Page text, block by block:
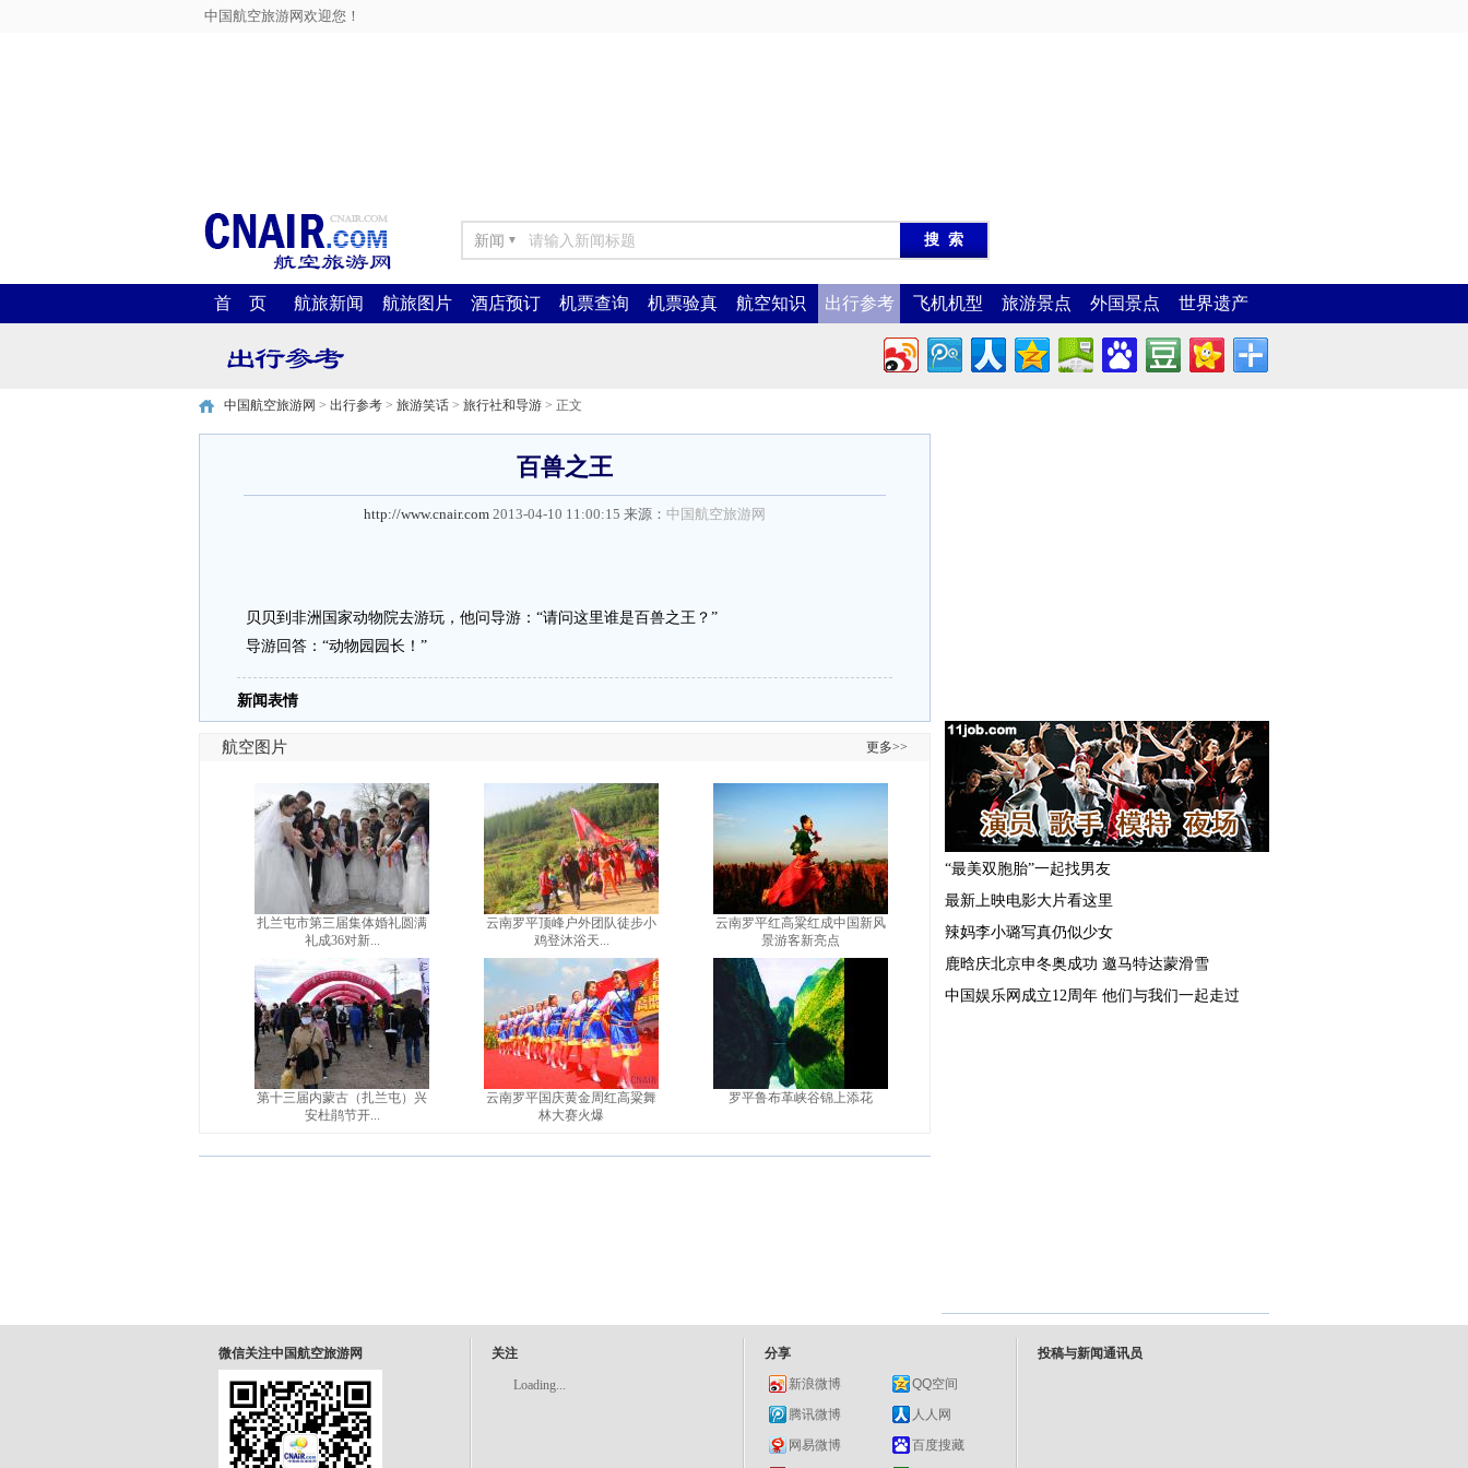
中国航空旅游网欢迎您！
新闻 ▼
首 页 航旅新闻 航旅图片 酒店预订 机票查询 机票验真 航空知识 出行参考 飞机机型 旅游景点 外国景点 世界遗产
中国航空旅游网 > 出行参考 > 旅游笑话 > 旅行社和导游 > 正文
百兽之王
http://www.cnair.com 2013-04-10 11:00:15 来源： 中国航空旅游网
贝贝到非洲国家动物院去游玩，他问导游：“请问这里谁是百兽之王？”
导游回答：“动物园园长！”
新闻表情
航空图片 更多>>
扎兰屯市第三届集体婚礼圆满
礼成36对新...
第十三届内蒙古（扎兰屯）兴
安杜鹃节开...
云南罗平顶峰户外团队徒步小
鸡登沐浴天...
云南罗平国庆黄金周红高粱舞
林大赛火爆
云南罗平红高粱红成中国新风
景游客新亮点
罗平鲁布革峡谷锦上添花
微信关注中国航空旅游网 关注
Loading...
分享
新浪微博
QQ空间
腾讯微博
人人网
网易微博
百度搜藏
投稿与新闻通讯员